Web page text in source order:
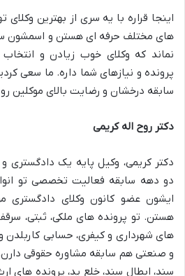
اینجا قراره با یه سری از بهترین
های مختلف حرفه ای هستن و اسمشون
نماند که وکلای خوب زیادن و انتخاب
پرونده و نیازهای شما داره. ما سعی
سابقه درخشان و رضایت بالای موکلین
دکتر روح اله کریمی
دکتر کریمی، وکیل پایه یک دادگستری
دو دهه سابقه فعالیت تخصصی تو
ایشون عضو کانون وکلای دادگستری
هستن. تو پرونده های ملکی، ثبتی،
های شهرداری و کیفری، حسابی
و صنعتی هم سابقه مشاوره حقوقی دارن.
سند، ابطال سند، خلع ید، پرونده های